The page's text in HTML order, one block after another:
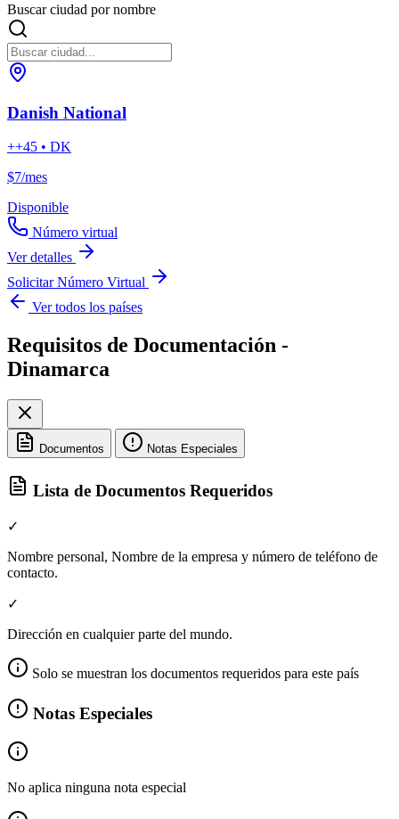
Buscar ciudad por nombre
Danish National
++45 • DK
$7/mes
Disponible
Número virtual
Ver detalles
Solicitar Número Virtual
Ver todos los países
Requisitos de Documentación -
Dinamarca
Documentos Notas Especiales
Lista de Documentos Requeridos
✓
Nombre personal, Nombre de la empresa y número de teléfono de
contacto.
✓
Dirección en cualquier parte del mundo.
Solo se muestran los documentos requeridos para este país
Notas Especiales
No aplica ninguna nota especial